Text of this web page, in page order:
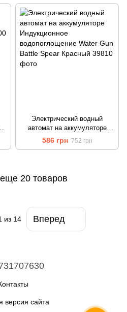
Электрический водный
автомат на аккумуляторе
Индукционное
водопоглощение Water Gun
586 грн 752 грн
20 товаров
из 14 Вперед
версия сайта